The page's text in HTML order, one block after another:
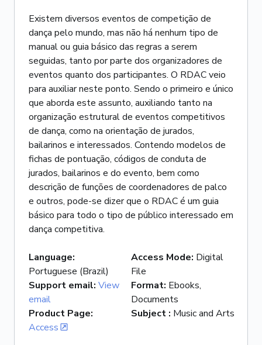
Existem diversos eventos de competição de
dança pelo mundo, mas não há nenhum tipo de
manual ou guia básico das regras a serem
seguidas, tanto por parte dos organizadores de
eventos quanto dos participantes. O RDAC veio
para auxiliar neste ponto. Sendo o primeiro e único
que aborda este assunto, auxiliando tanto na
organização estrutural de eventos competitivos
de dança, como na orientação de jurados,
bailarinos e interessados. Contendo modelos de
fichas de pontuação, códigos de conduta de
jurados, bailarinos e do evento, bem como
descrição de funções de coordenadores de palco
e outros, pode-se dizer que o RDAC é um guia
básico para todo o tipo de público interessado em
dança competitiva.
Language:
Portuguese (Brazil)
Support email: View
email
Product Page:
Access
Access Mode: Digital
File
Format: Ebooks,
Documents
Subject : Music and Arts